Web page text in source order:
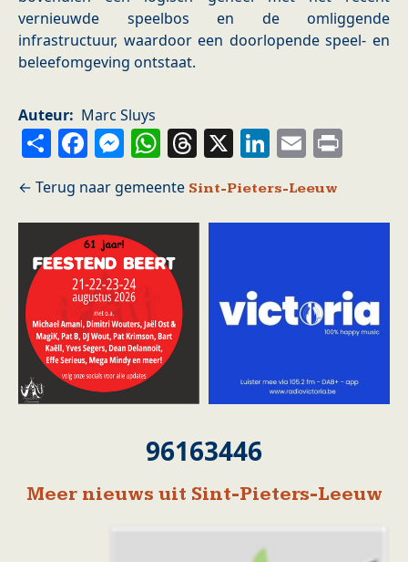
vernieuwde speelbos en de omliggende
infrastructuur, waardoor een doorlopende speel- en
beleefomgeving ontstaat.
Auteur Marc Sluys
ShareFacebook
Messenger
WhatsApp
Threads
X LinkedIn
Email
Sint-Pieters-Leeuw
96163446
Meer nieuws uit Sint-Pieters-Leeuw